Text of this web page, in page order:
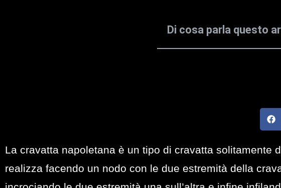
Di cosa parla questo
La cravatta napoletana è un tipo di cravatta solitamente
realizza facendo un nodo con le due estremità della